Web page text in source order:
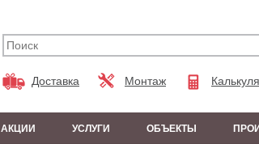
Доставка Монтаж
АКЦИИ УСЛУГИ ОБЪЕКТЫ